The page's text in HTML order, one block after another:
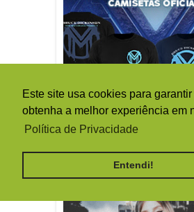
Este site usa cookies para
obtenha a melhor experiência em
Política de Privacidade
Entendi!